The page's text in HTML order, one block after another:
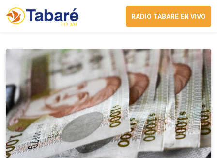
RADIO TABARÉ EN VIVO